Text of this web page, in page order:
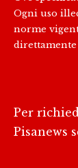
Ogni uso
norme
Per
Pisanews